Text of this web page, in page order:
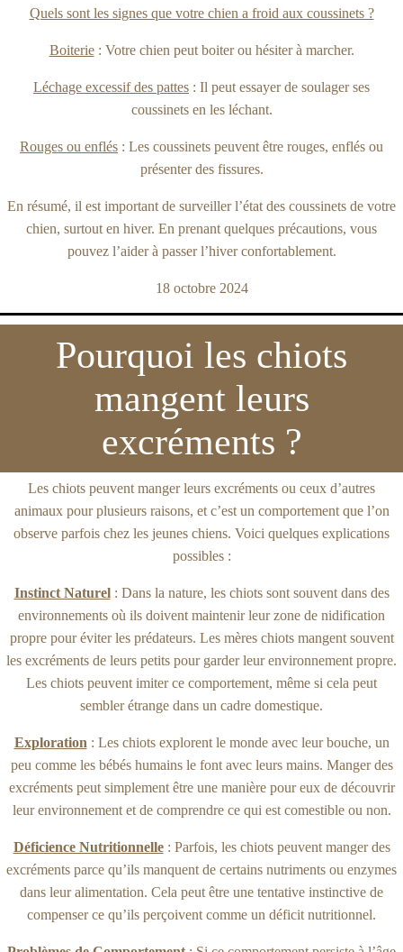
Quels sont les signes que votre chien a froid aux coussinets ?
Boiterie: Votre chien peut boiter ou hésiter à marcher.
Léchage excessif des pattes : Il peut essayer de soulager ses
coussinets en les léchant.
Rouges ou enflés : Les coussinets peuvent être rouges, enflés ou
présenter des fissures.
En résumé, il est important de surveiller l’état des coussinets de votre
chien, surtout en hiver. En prenant quelques précautions, vous
pouvez l’aider à passer l’hiver confortablement.
18 octobre 2024
Pourquoi les chiots
mangent leurs
excréments ?
Les chiots peuvent manger leurs excréments ou ceux d’autres
animaux pour plusieurs raisons, et c’est un comportement que l’on
observe parfois chez les jeunes chiens. Voici quelques explications
possibles :
Instinct Naturel: Dans la nature, les chiots sont souvent dans des
environnements où ils doivent maintenir leur zone de nidification
propre pour éviter les prédateurs. Les mères chiots mangent souvent
les excréments de leurs petits pour garder leur environnement propre.
Les chiots peuvent imiter ce comportement, même si cela peut
sembler étrange dans un cadre domestique.
Exploration : Les chiots explorent le monde avec leur bouche, un
peu comme les bébés humains le font avec leurs mains. Manger des
excréments peut simplement être une manière pour eux de découvrir
leur environnement et de comprendre ce qui est comestible ou non.
Déficience Nutritionnelle: Parfois, les chiots peuvent manger des
excréments parce qu’ils manquent de certains nutriments ou enzymes
dans leur alimentation. Cela peut être une tentative instinctive de
compenser ce qu’ils perçoivent comme un déficit nutritionnel.